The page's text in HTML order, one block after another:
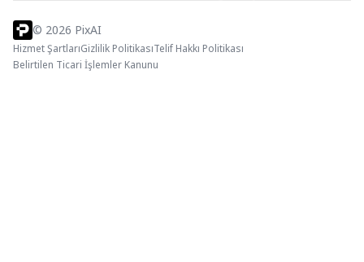
© 2026 PixAI
Hizmet ŞartlarıGizlilik PolitikasıTelif Hakkı Politikası
Belirtilen Ticari İşlemler Kanunu